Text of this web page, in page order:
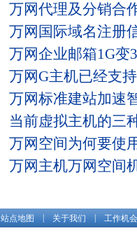
万网代理及分销合
万网国际域名注册
万网企业邮箱1G变
万网G主机已经支
万网标准建站加速
当前虚拟主机的三
万网空间为何要使
万网主机万网空间
站点地图 关于我们 工作机会